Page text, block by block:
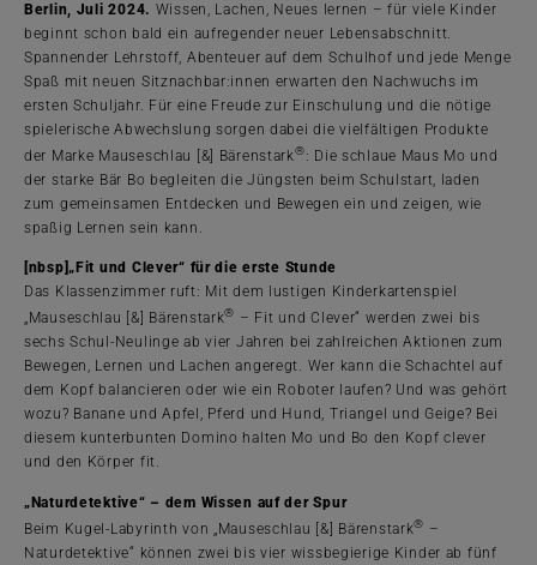
Berlin, Juli 2024. Wissen, Lachen, Neues lernen – für viele Kinder
beginnt schon bald ein aufregender neuer Lebensabschnitt.
Spannender Lehrstoff, Abenteuer auf dem Schulhof und jede Menge
Spaß mit neuen Sitznachbar:innen erwarten den Nachwuchs im
ersten Schuljahr. Für eine Freude zur Einschulung und die nötige
spielerische Abwechslung sorgen dabei die vielfältigen Produkte
der Marke Mauseschlau [&] Bärenstark®: Die schlaue Maus Mo und
der starke Bär Bo begleiten die Jüngsten beim Schulstart, laden
zum gemeinsamen Entdecken und Bewegen ein und zeigen, wie
spaßig Lernen sein kann.
[nbsp] „Fit und Clever“ für die erste Stunde
Das Klassenzimmer ruft: Mit dem lustigen Kinderkartenspiel
„Mauseschlau [&] Bärenstark® – Fit und Clever“ werden zwei bis
sechs Schul-Neulinge ab vier Jahren bei zahlreichen Aktionen zum
Bewegen, Lernen und Lachen angeregt. Wer kann die Schachtel auf
dem Kopf balancieren oder wie ein Roboter laufen? Und was gehört
wozu? Banane und Apfel, Pferd und Hund, Triangel und Geige? Bei
diesem kunterbunten Domino halten Mo und Bo den Kopf clever
und den Körper fit.
„Naturdetektive“ – dem Wissen auf der Spur
Beim Kugel-Labyrinth von „Mauseschlau [&] Bärenstark® –
Naturdetektive“ können zwei bis vier wissbegierige Kinder ab fünf